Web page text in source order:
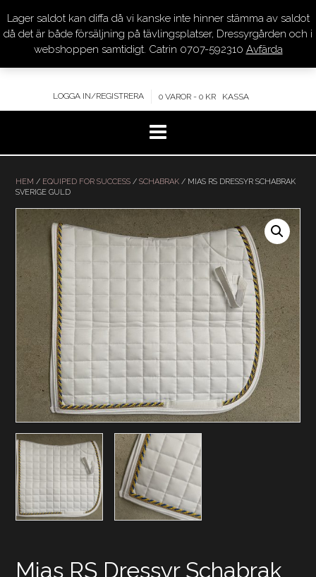
innehåll
DRESSYR.COM
KVALITET – KOMPETENS – SERVICE
LOGGA IN/REGISTRERA 0 VAROR - 0 KR KASSA
HEM / EQUIPED FOR SUCCESS / SCHABRAK / MIAS RS DRESSYR SCHABRAK
SVERIGE GULD
Mias RS Dressyr Schabrak
Lager saldot kan diffa då vi kanske inte hinner stämma av saldot
då det är både försäljning på tävlingsplatser, Dressyrgården och i
webshoppen samtidigt. Catrin 0707-592310 Avfärda